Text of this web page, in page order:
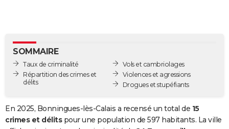
BONS PLANS
CARTE DE VOEUX
Dictionnaire
Biographies
Citations
Expressions
Proverbes
PROGRAMME TV
SOMMAIRE
Taux de criminalité
Répartition des crimes et
délits
Vols et cambriolages
Violences et agressions
Drogues et stupéfiants
En 2025, Bonningues-lès-Calais a recensé un total de 15
crimes et délitspour une population de 597 habitants. La ville